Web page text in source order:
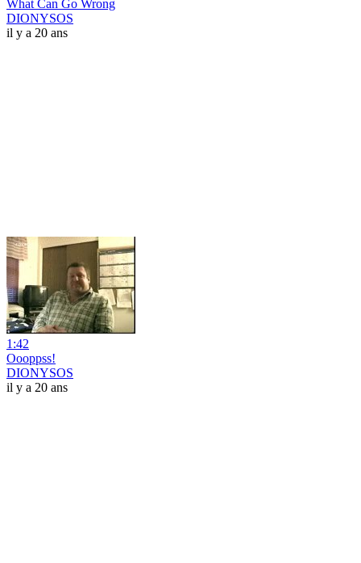
What Can Go Wrong
DIONYSOS
il y a 20 ans
1:42
Oooppss!
DIONYSOS
il y a 20 ans